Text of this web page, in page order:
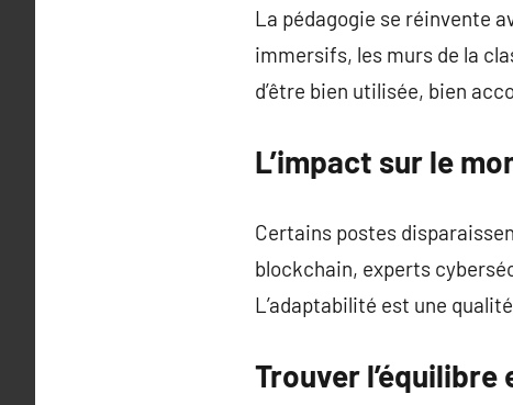
La pédagogie se réinvente
immersifs, les murs de la
d’être bien utilisée, bien
L’impact sur le
Certains postes
blockchain, experts
L’adaptabilité est une
Trouver